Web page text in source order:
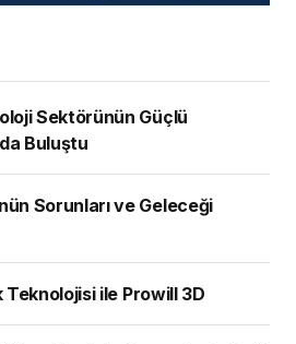
Sektörünün Güçlü
Buluştu
Sorunları ve Geleceği
ile Prowill 3D